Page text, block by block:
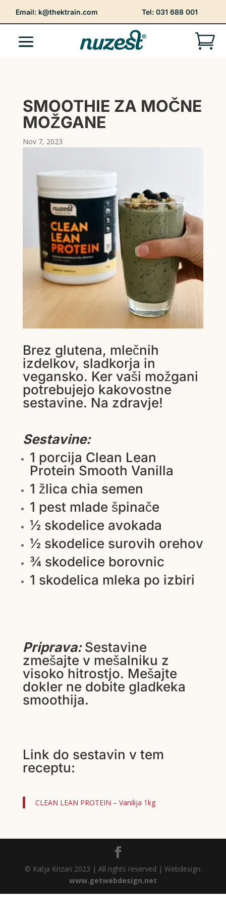
Email: k@thektrain.com Tel: 031 688 001

SMOOTHIE ZA MOČNE
MOŽGANE
Nov 7, 2023
Brez glutena, mlečnih
izdelkov, sladkorja in
vegansko. Ker vaši možgani
potrebujejo kakovostne
sestavine. Na zdravje!
Sestavine:
1 porcija Clean Lean
Protein Smooth Vanilla
1 žlica chia semen
1 pest mlade špinače
½ skodelice avokada
½ skodelice surovih orehov
¾ skodelice borovnic
1 skodelica mleka po izbiri
Priprava:Sestavine
zmešajte v mešalniku z
visoko hitrostjo. Mešajte
dokler ne dobite gladkeka
smoothija.
Link do sestavin v tem
receptu:
CLEAN LEAN PROTEIN – Vanilija 1kg
© Katja Krizan 2023 | All rights reserved | Webdesign:
www.getwebdesign.net